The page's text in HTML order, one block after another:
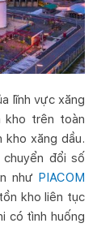
lĩnh vực xăng
kho trên toàn
xăng dầu.
đổi số
như PIACOM
kho liên tục
có tình huống